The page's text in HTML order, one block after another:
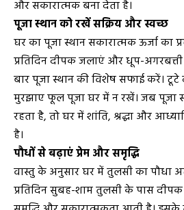
और सकारात्मक बना देता है।
पूजा स्थान को रखें सक्रिय और स्वच्छ
घर का पूजा स्थान सकारात्मक ऊर्जा का
प्रतिदिन दीपक जलाएं और धूप-
बार पूजा स्थान की विशेष सफाई करें। टूटे
मुरझाए फूल पूजा घर में न रखें। जब पूजा
रहता है, तो घर में शांति, श्रद्धा और
है।
पौधों से बढ़ाएं प्रेम और समृद्धि
वास्तु के अनुसार घर में तुलसी का पौधा
प्रतिदिन सुबह-शाम तुलसी के पास